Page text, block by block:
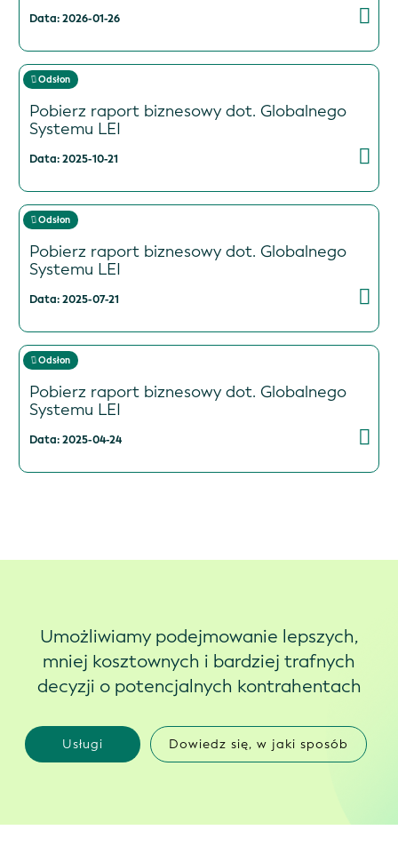
Data: 2026-01-26
Odsłon
Pobierz raport biznesowy dot. Globalnego
Systemu LEI
Data: 2025-10-21
Odsłon
Pobierz raport biznesowy dot. Globalnego
Systemu LEI
Data: 2025-07-21
Odsłon
Pobierz raport biznesowy dot. Globalnego
Systemu LEI
Data: 2025-04-24
Umożliwiamy podejmowanie lepszych,
mniej kosztownych i bardziej trafnych
decyzji o potencjalnych kontrahentach
Usługi Dowiedz się, w jaki sposób